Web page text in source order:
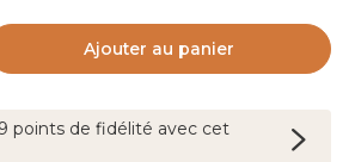
Ajouter au panier
points de fidélité avec cet